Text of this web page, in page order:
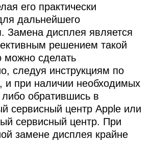
его практически
дальнейшего
Замена дисплея является
решением такой
сделать
следуя инструкциям по
и при наличии необходимых
обратившись в
сервисный центр Apple или
сервисный центр. При
замене дисплея крайне